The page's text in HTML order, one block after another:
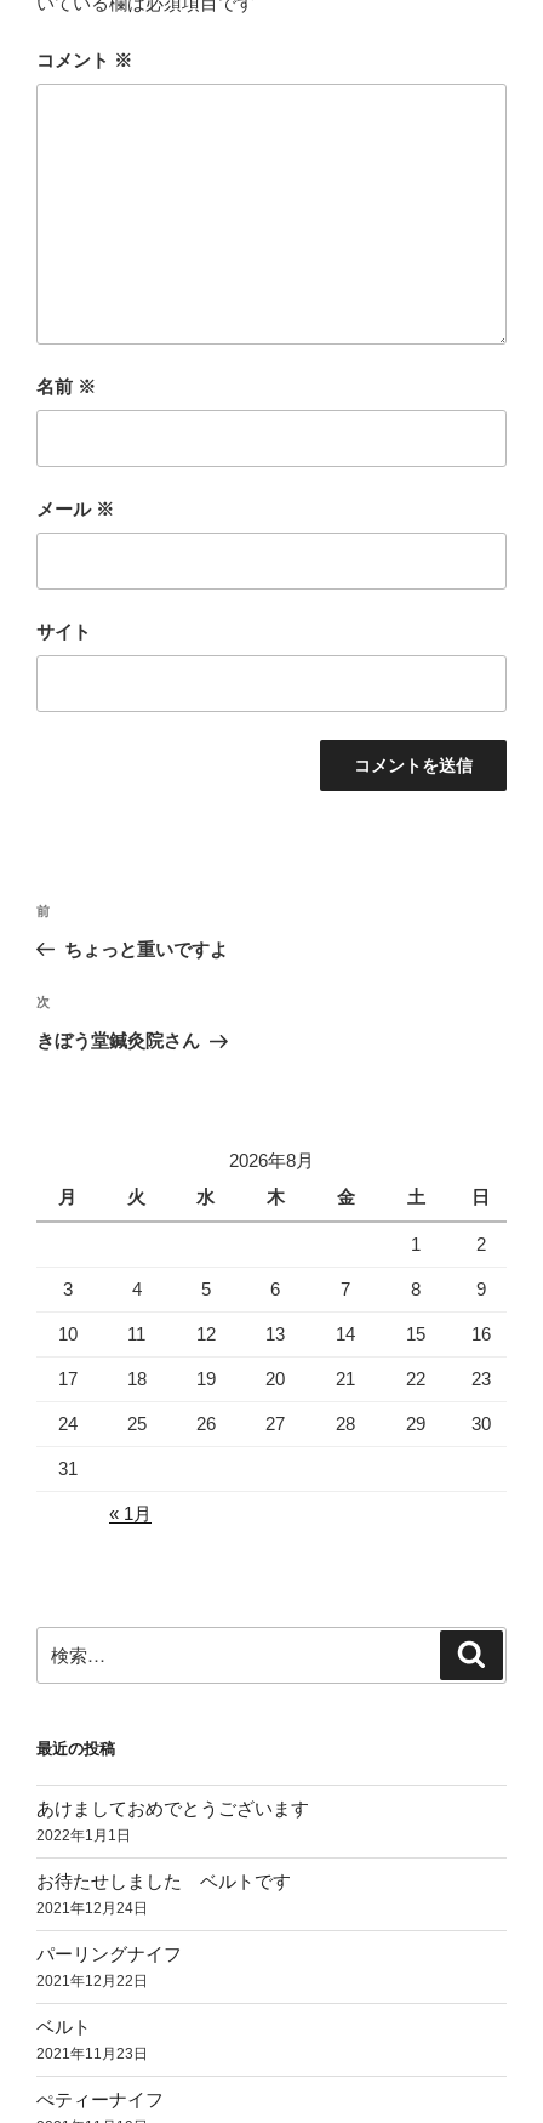
いている欄は必須項目です
コメント ※
名前 ※
メール ※
サイト
投
ビ
ゲ
前
の
稿
前
ちょっと重いですよ
次
の
次
きぼう堂鍼灸院さん
2026年8月
月
火 水 木 金 土 日
1 2
3 4 5 6 7 8 9
10 11 12 13 14 15 16
17 18 19 20 21 22 23
24 25 26 27 28 29 30
31
« 1月
索:
最近の投稿
あけましておめでとうございます
2022年1月1日
お待たせしました ベルトです
2021年12月24日
パーリングナイフ
2021年12月22日
ベルト
2021年11月23日
ぺティーナイフ